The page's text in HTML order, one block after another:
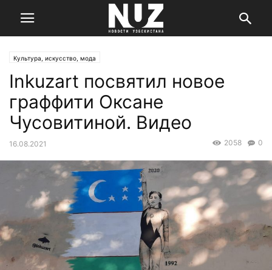
Культура, искусство, мода
Inkuzart посвятил новое
граффити Оксане
Чусовитиной. Видео
16.08.2021 0
2058